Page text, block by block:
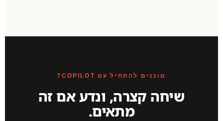
מוכנים להתחיל עם COPILOT?
שיחה קצרה, ונדע אם זה
מתאים.